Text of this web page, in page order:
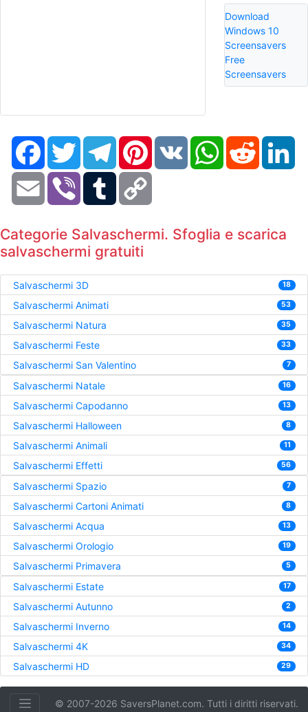
Download
Windows 10
Screensavers
Free
Screensavers
FacebookTwitter TelegramPinterestVK WhatsAppReddit
Email Viber Tumblr
Categorie Salvaschermi. Sfoglia e scarica
salvaschermi gratuiti
Salvaschermi 3D 18
Salvaschermi Animati 53
Salvaschermi Natura 35
Salvaschermi Feste 33
Salvaschermi San Valentino 7
Salvaschermi Natale 16
Salvaschermi Capodanno 13
Salvaschermi Halloween 8
Salvaschermi Animali 11
Salvaschermi Effetti 56
Salvaschermi Spazio 7
Salvaschermi Cartoni Animati 8
Salvaschermi Acqua 13
Salvaschermi Orologio 19
Salvaschermi Primavera 5
Salvaschermi Estate 17
Salvaschermi Autunno 2
Salvaschermi Inverno 14
Salvaschermi 4K 34
Salvaschermi HD 29
© 2007-2026 SaversPlanet.com. Tutti i diritti riservati.